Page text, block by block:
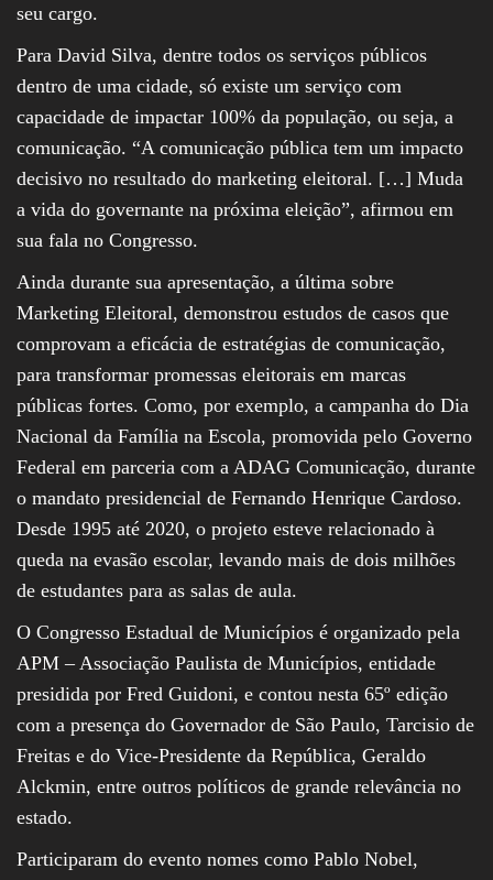
seu cargo.
Para David Silva, dentre todos os serviços públicos
dentro de uma cidade, só existe um serviço com
capacidade de impactar 100% da população, ou seja, a
comunicação. “A comunicação pública tem um impacto
decisivo no resultado do marketing eleitoral. […] Muda
a vida do governante na próxima eleição”, afirmou em
sua fala no Congresso.
Ainda durante sua apresentação, a última sobre
Marketing Eleitoral, demonstrou estudos de casos que
comprovam a eficácia de estratégias de comunicação,
para transformar promessas eleitorais em marcas
públicas fortes. Como, por exemplo, a campanha do Dia
Nacional da Família na Escola, promovida pelo Governo
Federal em parceria com a ADAG Comunicação, durante
o mandato presidencial de Fernando Henrique Cardoso.
Desde 1995 até 2020, o projeto esteve relacionado à
queda na evasão escolar, levando mais de dois milhões
de estudantes para as salas de aula.
O Congresso Estadual de Municípios é organizado pela
APM – Associação Paulista de Municípios, entidade
presidida por Fred Guidoni, e contou nesta 65º edição
com a presença do Governador de São Paulo, Tarcisio de
Freitas e do Vice-Presidente da República, Geraldo
Alckmin, entre outros políticos de grande relevância no
estado.
Participaram do evento nomes como Pablo Nobel,